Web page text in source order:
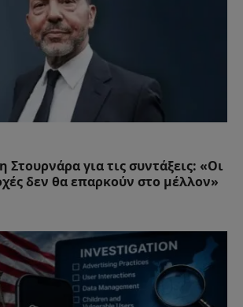
Στουρνάρα για τις συντάξεις: «Οι
δεν θα επαρκούν στο μέλλον»